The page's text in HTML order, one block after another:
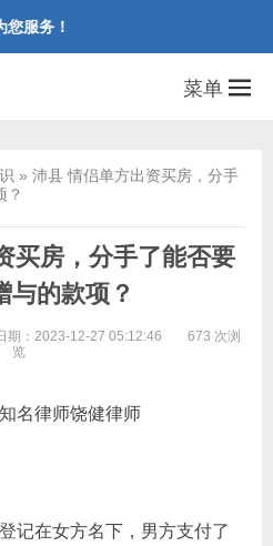
服务！
菜单
» 沛县 情侣单方出资买房，分手
？
买房，分手了能否要
与的款项？
期：2023-12-27 05:12:46
673 次浏
览
名律师饶健律师
记在女方名下，男方支付了